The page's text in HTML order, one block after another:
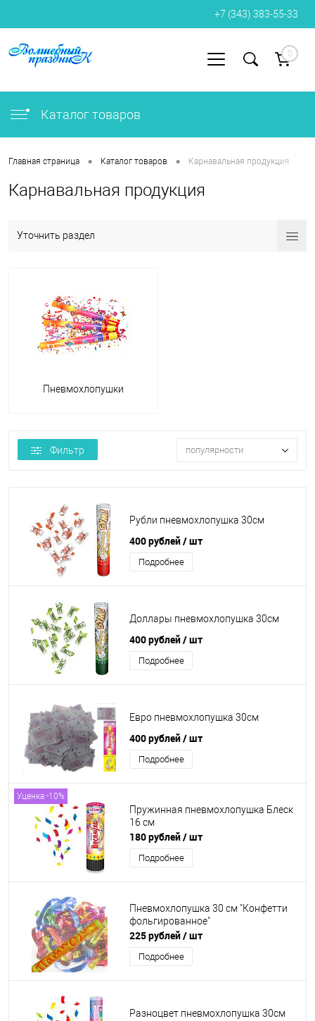
+7 (343) 383-55-33
0
Каталог товаров
Главная страница • Каталог товаров • Карнавальная продукция
Карнавальная продукция
Уточнить раздел
Пневмохлопушки
Фильтр популярности
Рубли пневмохлопушка 30см
400 рублей/ шт
Подробнее
Доллары пневмохлопушка 30см
400 рублей/ шт
Подробнее
Евро пневмохлопушка 30см
400 рублей/ шт
Подробнее
Уценка -10%
Пружинная пневмохлопушка Блеск
16 см
180 рублей/ шт
Подробнее
Пневмохлопушка 30 см "Конфетти
фольгированное"
225 рублей/ шт
Подробнее
Разноцвет пневмохлопушка 30см